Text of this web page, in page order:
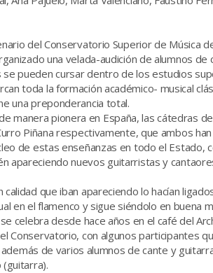
del Conservatorio Superior de Música
una velada-audición de alumnos
pueden cursar dentro de los estudios
toda la formación académico- musical
una preponderancia total.
manera pionera en España, las cátedras
Piñana respectivamente, que ambos
de estas enseñanzas en todo el Estado,
apareciendo nuevos guitarristas y
que iban apareciendo lo hacían
en el flamenco y sigue siéndolo en buena
celebra desde hace años en el café del
Conservatorio, con algunos participantes
de varios alumnos de cante y